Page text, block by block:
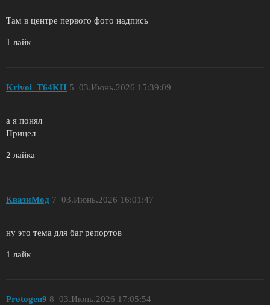
Там в центре первого фото надпись
1 лайк
Krivoi_T64KH 03.Июнь.2026 15:39:09
5
а я понял
Прицел
2 лайка
КвазиМод 03.Июнь.2026 16:01:47
7
ну это тема для баг репортов
1 лайк
Protogen9 03.Июнь.2026 17:05:54
8